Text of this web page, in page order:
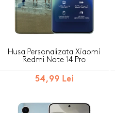
Husa Personalizata Xiaomi
Redmi Note 14 Pro
54,99 Lei